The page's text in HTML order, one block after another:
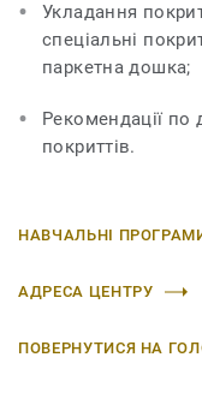
Укладання
спеціальні
паркетна дошка;
Рекомендації по
покриттів.
НАВЧАЛЬНІ
АДРЕСА ЦЕНТРУ
ПОВЕРНУТИСЯ НА